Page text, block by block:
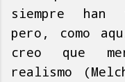
siempre
pero, como
creo que
realismo